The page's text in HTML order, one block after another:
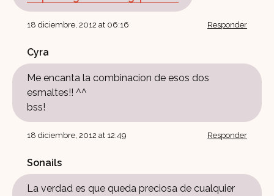
18 diciembre, 2012 at 06:16 Responder
Cyra
Me encanta la combinacion de esos dos
esmaltes!! ^^
bss!
18 diciembre, 2012 at 12:49 Responder
Sonails
La verdad es que queda preciosa de cualquier